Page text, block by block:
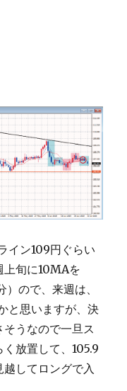
イン109円ぐらい
上旬に10MAを
ので、来週は、
と思いますが、決
うなので一旦ス
放置して、105.9
してロングで入